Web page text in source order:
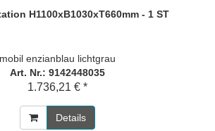
H1100xB1030xT660mm - 1 ST
mobil enzianblau lichtgrau
Art. Nr.: 9142448035
1.736,21 € *
Details